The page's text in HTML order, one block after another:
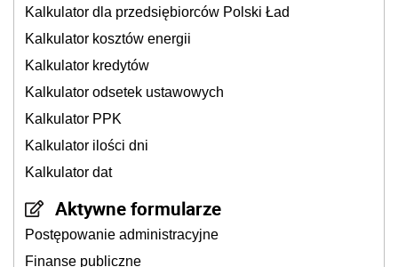
Kalkulator dla przedsiębiorców Polski Ład
Kalkulator kosztów energii
Kalkulator kredytów
Kalkulator odsetek ustawowych
Kalkulator PPK
Kalkulator ilości dni
Kalkulator dat
Aktywne formularze
Postępowanie administracyjne
Finanse publiczne